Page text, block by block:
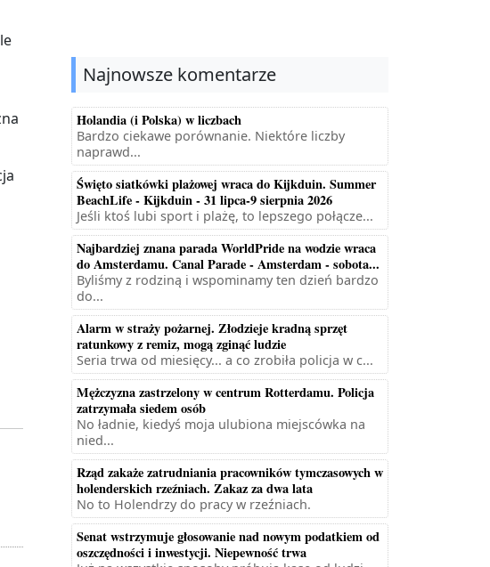
Najnowsze komentarze
Holandia (i Polska) w liczbach
Bardzo ciekawe porównanie. Niektóre liczby
naprawd...
Święto siatkówki plażowej wraca do Kijkduin. Summer
BeachLife - Kijkduin - 31 lipca-9 sierpnia 2026
Jeśli ktoś lubi sport i plażę, to lepszego połącze...
Najbardziej znana parada WorldPride na wodzie wraca
do Amsterdamu. Canal Parade - Amsterdam - sobota...
Byliśmy z rodziną i wspominamy ten dzień bardzo
do...
Alarm w straży pożarnej. Złodzieje kradną sprzęt
ratunkowy z remiz, mogą zginąć ludzie
Seria trwa od miesięcy... a co zrobiła policja w c...
Mężczyzna zastrzelony w centrum Rotterdamu. Policja
zatrzymała siedem osób
No ładnie, kiedyś moja ulubiona miejscówka na
nied...
Rząd zakaże zatrudniania pracowników tymczasowych w
holenderskich rzeźniach. Zakaz za dwa lata
No to Holendrzy do pracy w rzeźniach.
Senat wstrzymuje głosowanie nad nowym podatkiem od
oszczędności i inwestycji. Niepewność trwa